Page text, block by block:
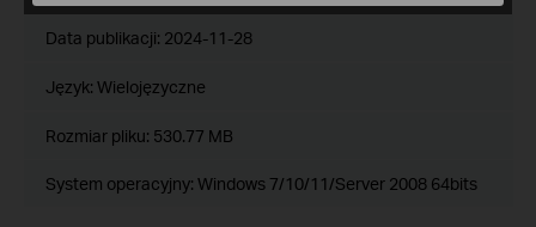
Data publikacji: 2024-11-28
Język: Wielojęzyczne
Rozmiar pliku: 530.77 MB
System operacyjny: Windows 7/10/11/Server 2008 64bits